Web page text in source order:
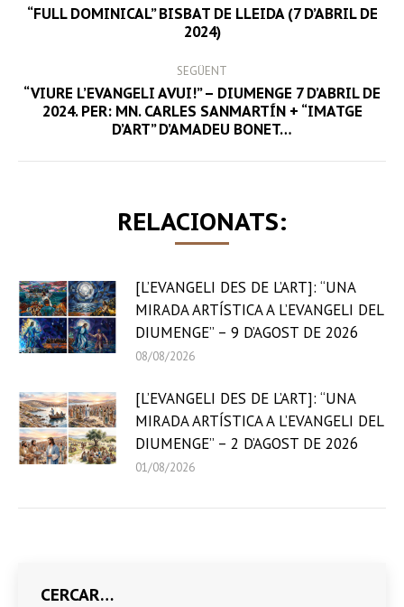
NAVIGATIONPrevious
post:
“FULL DOMINICAL” BISBAT DE LLEIDA (7 D’ABRIL DE
2024)
SEGÜENT
Next
post:
“VIURE L’EVANGELI AVUI!” – DIUMENGE 7 D’ABRIL DE
2024. PER: MN. CARLES SANMARTÍN + “IMATGE
D’ART” D’AMADEU BONET…
RELACIONATS:
[L’EVANGELI DES DE L’ART]: “UNA
MIRADA ARTÍSTICA A L’EVANGELI DEL
DIUMENGE” – 9 D’AGOST DE 2026
08/08/2026
[L’EVANGELI DES DE L’ART]: “UNA
MIRADA ARTÍSTICA A L’EVANGELI DEL
DIUMENGE” – 2 D’AGOST DE 2026
01/08/2026
CERCAR…